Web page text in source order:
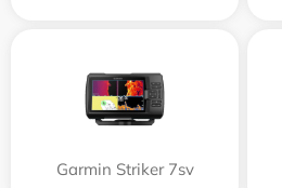
Garmin Striker 7sv